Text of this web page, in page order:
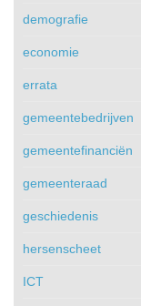
demografie
economie
errata
gemeentebedrijven
gemeentefinanciën
gemeenteraad
geschiedenis
hersenscheet
ICT